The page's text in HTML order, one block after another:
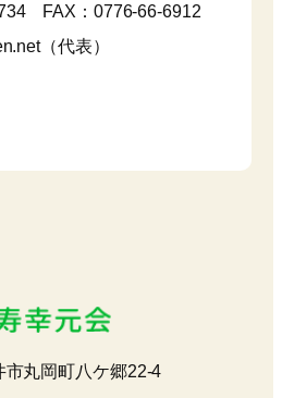
FAX：0776-66-6912
（代表）
丸岡町八ケ郷22-4